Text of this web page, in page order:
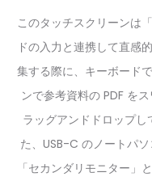
このタッチスクリーンは
ドの入力と連携して直感
集する際に、キーボード
ンで参考資料の PDF を
ラッグアンドドロップ
た、USB-C のノートパ
「セカンダリモニター」